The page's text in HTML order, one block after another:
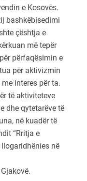
e Kosovës.
bashkëbisedimi
çështja e
më tepër
përfaqësimin e
për aktivizmin
interes për ta.
të aktiviteteve
dhe qytetarëve të
në kuadër të
“Rritja e
në
Gjakovë.